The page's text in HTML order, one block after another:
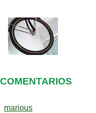
COMENTARIOS
marious